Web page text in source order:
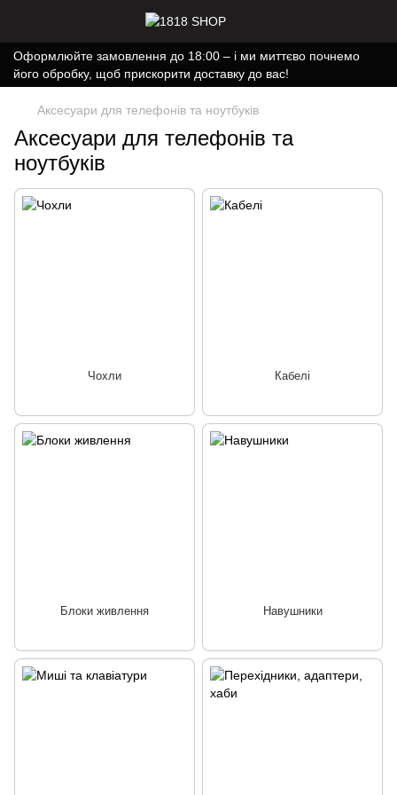
Оформлюйте замовлення до 18:00 – і ми миттєво почнемо
його обробку, щоб прискорити доставку до вас!
Аксесуари для телефонів та ноутбуків
Аксесуари для телефонів та
ноутбуків
Чохли Кабелі
Блоки живлення Навушники